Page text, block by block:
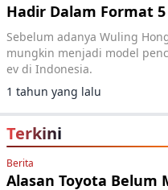
Hadir Dalam Format
Sebelum adanya Wuling
mungkin menjadi model
ev di Indonesia.
1 tahun yang lalu
Terkini
Berita
Alasan Toyota Belum